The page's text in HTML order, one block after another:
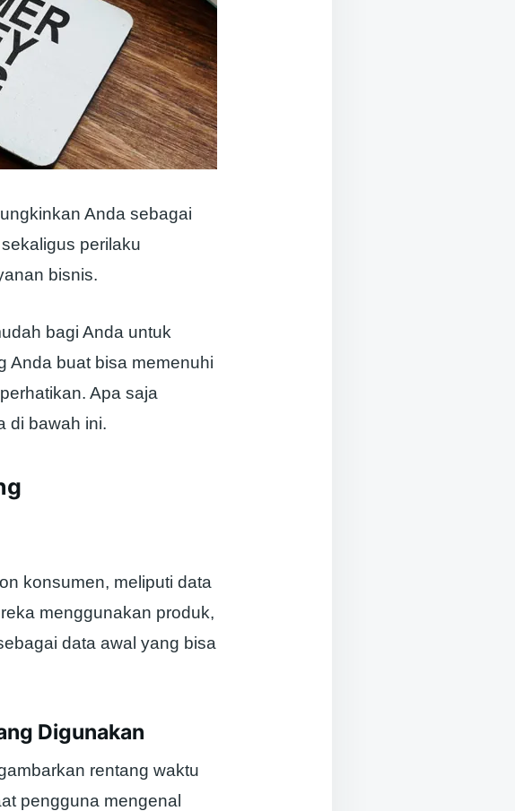
Anda sebagai
perilaku
bisnis.
bagi Anda untuk
Anda buat bisa memenuhi
Apa saja
di bawah ini.
konsumen, meliputi data
menggunakan produk,
data awal yang bisa
Digunakan
rentang waktu
pengguna mengenal